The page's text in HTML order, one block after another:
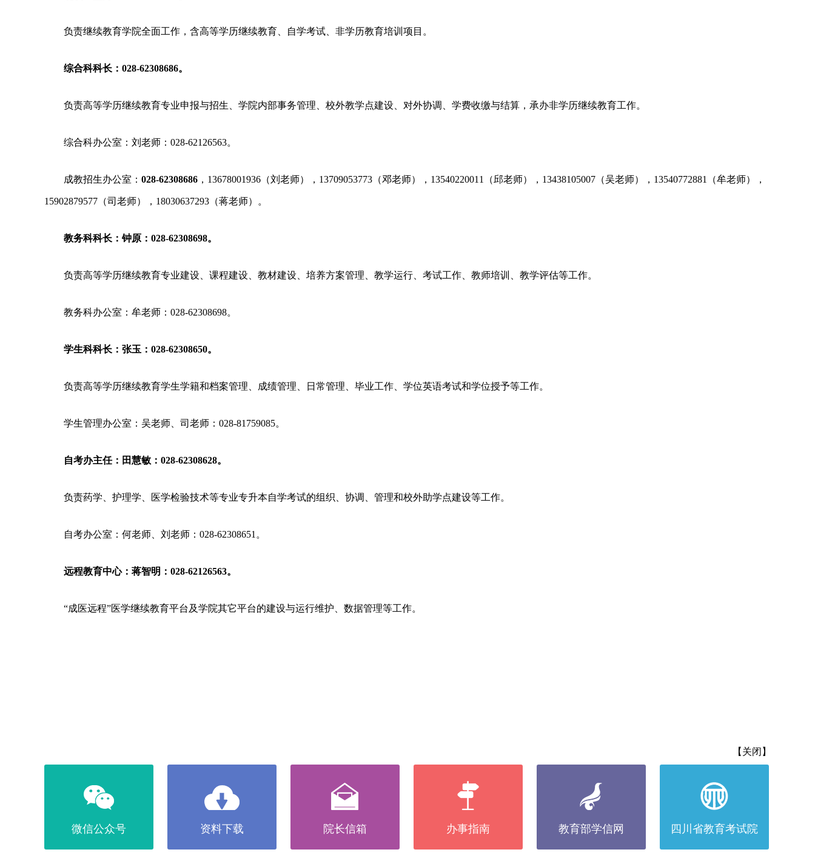
负责继续教育学院全面工作，含高等学历继续教育、自学考试、非学历教育培训项目。
综合科科长： 028-62308686。
负责高等学历继续教育专业申报与招生、学院内部事务管理、校外教学点建设、对外协调、学费收缴与结算，承办非学历继续教育工作。
综合科办公室：刘老师： 028-62126563。
成教招生办公室： 028-62308686， 13678001936（刘老师）， 13709053773（邓老师）， 13540220011 （邱老师）， 13438105007（吴老师）， 13540772881 （牟老师），
15902879577（司老师）， 18030637293（蒋老师）。
教务科科长：钟原： 028-62308698。
负责高等学历继续教育专业建设、课程建设、教材建设、培养方案管理、教学运行、考试工作、教师培训、教学评估等工作。
教务科办公室：牟老师： 028-62308698。
学生科科长：张玉： 028-62308650。
负责高等学历继续教育学生学籍和档案管理、成绩管理、日常管理、毕业工作、学位英语考试和学位授予等工作。
学生管理办公室：吴老师、司老师： 028-81759085。
自考办主任：田慧敏： 028-62308628。
负责药学、护理学、医学检验技术等专业专升本自学考试的组织、协调、管理和校外助学点建设等工作。
自考办公室：何老师、刘老师： 028-62308651 。
远程教育中心：蒋智明： 028-62126563。
“成医远程”医学继续教育平台及学院其它平台的建设与运行维护、数据管理等工作。
【 关闭 】
微信公众号 资料下载 院长信箱 办事指南 教育部学信网 四川省教育考试院